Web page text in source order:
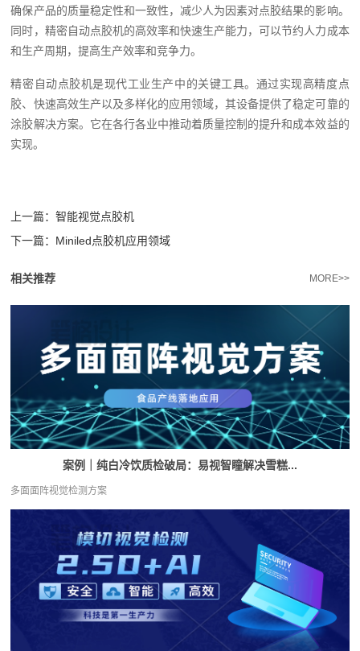
确保产品的质量稳定性和一致性，减少人为因素对点胶结果的影响。
同时，精密自动点胶机的高效率和快速生产能力，可以节约人力成本
和生产周期，提高生产效率和竞争力。
精密自动点胶机是现代工业生产中的关键工具。通过实现高精度点
胶、快速高效生产以及多样化的应用领域，其设备提供了稳定可靠的
涂胶解决方案。它在各行各业中推动着质量控制的提升和成本效益的
实现。
上一篇：智能视觉点胶机
下一篇： Miniled点胶机应用领域
相关推荐 MORE>>
案例｜纯白冷饮质检破局：易视智瞳解决雪糕...
多面面阵视觉检测方案